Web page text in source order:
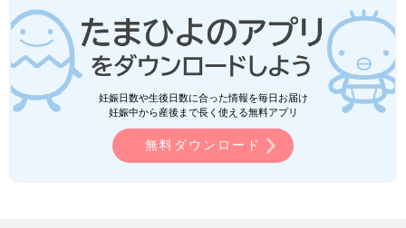
妊娠日数や生後日数に合った情報を毎日お届け
妊娠中から産後まで長く使える無料アプリ
無料ダウンロード